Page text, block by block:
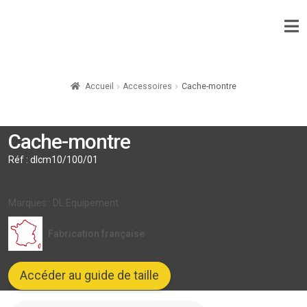
Accueil Accessoires Cache-montre
Cache-montre
Réf : dlcm10/100/01
Marques : DL Equipement
Fabrication française
Accéder au guide de taille